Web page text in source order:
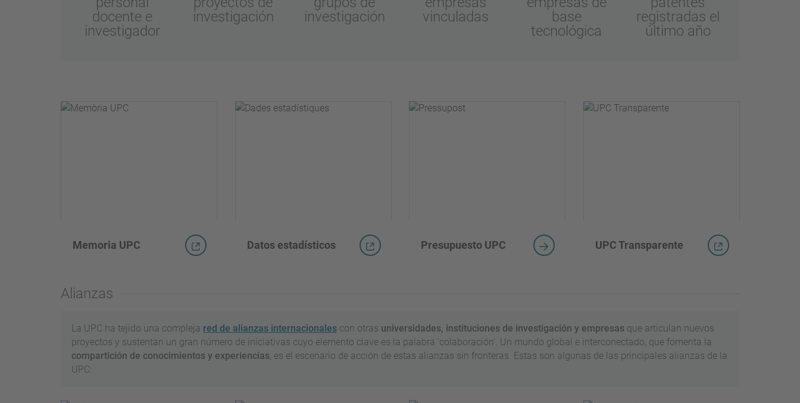
docente e
investigador
investigación
investigación
vinculadas
base
tecnológica
registradas el
último año
Memoria UPC Datos estadísticos Presupuesto UPC UPC Transparente
Alianzas
La UPC ha tejido una compleja red de alianzas internacionales con otras universidades, instituciones de investigación y empresas que articulan nuevos
proyectos y sustentan un gran número de iniciativas cuyo elemento clave es la palabra 'colaboración'. Un mundo global e interconectado, que fomenta la
compartición de conocimientos y experiencias, es el escenario de acción de estas alianzas sin fronteras. Estas son algunas de las principales alianzas de la
UPC: